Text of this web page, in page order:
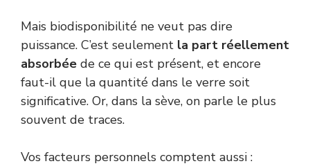
Mais biodisponibilité ne veut pas dire
puissance. C’est seulement la part réellement
absorbée de ce qui est présent, et encore
faut-il que la quantité dans le verre soit
significative. Or, dans la sève, on parle le plus
souvent de traces.
Vos facteurs personnels comptent aussi :